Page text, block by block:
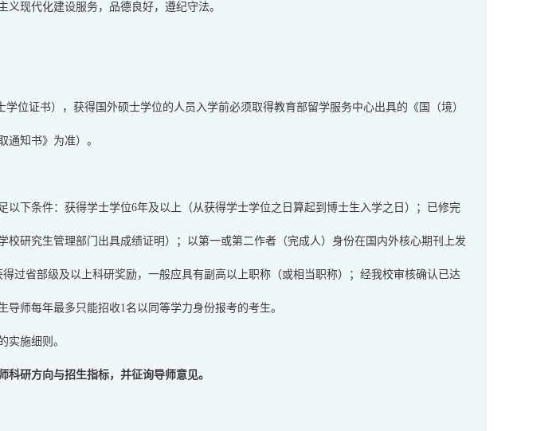
义现代化建设服务，品德良好，遵纪守法。
位证书），获得国外硕士学位的人员入学前必须取得教育部留学服务中心出具的《国（境）
通知书》为准）。
以下条件：获得学士学位6年及以上（从获得学士学位之日算起到博士生入学之日）；已修完
校研究生管理部门出具成绩证明）；以第一或第二作者（完成人）身份在国内外核心期刊上发
过省部级及以上科研奖励，一般应具有副高以上职称（或相当职称）；经我校审核确认已达
师每年最多只能招收1名以同等学力身份报考的考生。
实施细则。
研方向与招生指标，并征询导师意见。